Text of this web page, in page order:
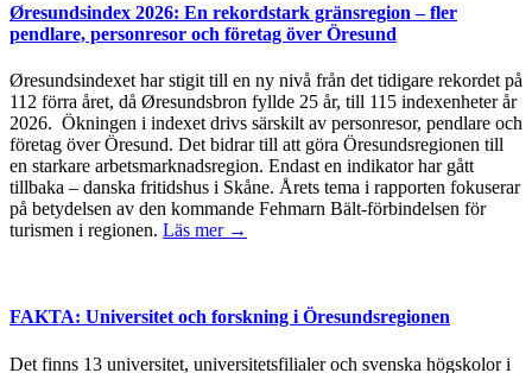
Øresundsindex 2026: En rekordstark gränsregion – fler
pendlare, personresor och företag över Öresund
Øresundsindexet har stigit till en ny nivå från det tidigare rekordet på
112 förra året, då Øresundsbron fyllde 25 år, till 115 indexenheter år
2026. Ökningen i indexet drivs särskilt av personresor, pendlare och
företag över Öresund. Det bidrar till att göra Öresundsregionen till
en starkare arbetsmarknadsregion. Endast en indikator har gått
tillbaka – danska fritidshus i Skåne. Årets tema i rapporten fokuserar
på betydelsen av den kommande Fehmarn Bält-förbindelsen för
turismen i regionen. Läs mer →
FAKTA: Universitet och forskning i Öresundsregionen
Det finns 13 universitet, universitetsfilialer och svenska högskolor i